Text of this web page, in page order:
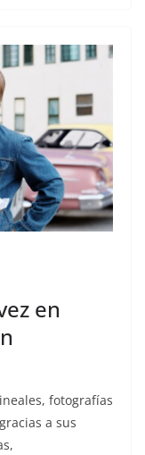
en
fotografías
a sus